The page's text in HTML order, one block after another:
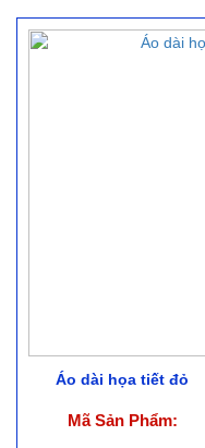
Áo dài họa tiết đỏ
Mã Sản Phẩm: